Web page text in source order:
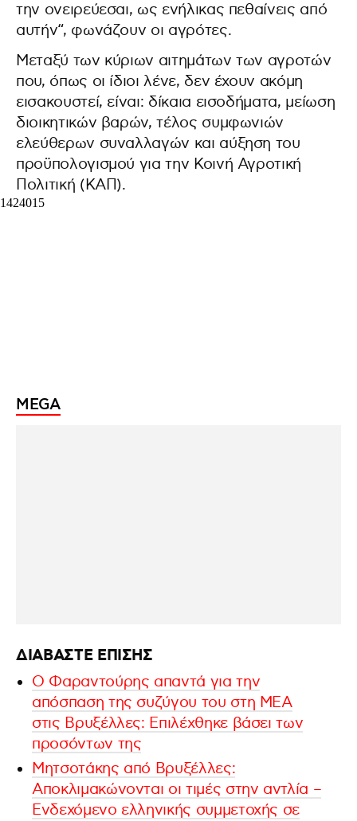
την ονειρεύεσαι, ως ενήλικας πεθαίνεις από
αυτήν“, φωνάζουν οι αγρότες.
Μεταξύ των κύριων αιτημάτων των αγροτών
που, όπως οι ίδιοι λένε, δεν έχουν ακόμη
εισακουστεί, είναι: δίκαια εισοδήματα, μείωση
διοικητικών βαρών, τέλος συμφωνιών
ελεύθερων συναλλαγών και αύξηση του
προϋπολογισμού για την Κοινή Αγροτική
Πολιτική (ΚΑΠ).
ΜEGA
ΔΙΑΒΑΣΤΕ ΕΠΙΣΗΣ
Ο Φαραντούρης απαντά για την
απόσπαση της συζύγου του στη ΜΕΑ
στις Βρυξέλλες: Επιλέχθηκε βάσει των
προσόντων της
Μητσοτάκης από Βρυξέλλες:
Αποκλιμακώνονται οι τιμές στην αντλία –
Ενδεχόμενο ελληνικής συμμετοχής σε